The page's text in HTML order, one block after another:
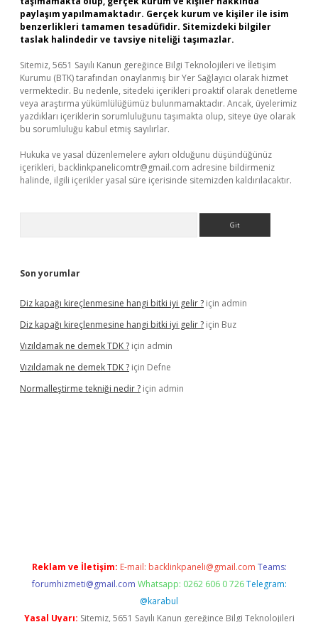
paylaşım yapılmamaktadır. Gerçek kurum ve kişiler ile isim
benzerlikleri tamamen tesadüfidir. Sitemizdeki bilgiler
taslak halindedir ve tavsiye niteliği taşımazlar.
Sitemiz, 5651 Sayılı Kanun gereğince Bilgi Teknolojileri ve İletişim
Kurumu (BTK) tarafından onaylanmış bir Yer Sağlayıcı olarak hizmet
vermektedir. Bu nedenle, sitedeki içerikleri proaktif olarak denetleme
veya araştırma yükümlülüğümüz bulunmamaktadır. Ancak, üyelerimiz
yazdıkları içeriklerin sorumluluğunu taşımakta olup, siteye üye olarak
bu sorumluluğu kabul etmiş sayılırlar.
Hukuka ve yasal düzenlemelere aykırı olduğunu düşündüğünüz
içerikleri, backlinkpanelicomtr@gmail.com adresine bildirmeniz
halinde, ilgili içerikler yasal süre içerisinde sitemizden kaldırılacaktır.
Son yorumlar
Diz kapağı kireçlenmesine hangi bitki iyi gelir ? için admin
Diz kapağı kireçlenmesine hangi bitki iyi gelir ? için Buz
Vızıldamak ne demek TDK ? için admin
Vızıldamak ne demek TDK ? için Defne
Normalleştirme tekniği nedir ? için admin
Reklam ve İletişim: E-mail: backlinkpaneli@gmail.com Teams:
forumhizmeti@gmail.com Whatsapp: 0262 606 0 726 Telegram:
@karabul
Yasal Uyarı: Sitemiz, 5651 Sayılı Kanun gereğince Bilgi Teknolojileri